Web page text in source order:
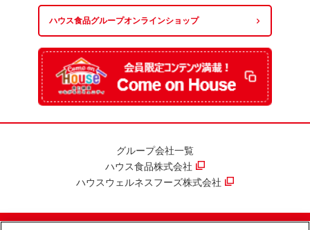
ハウス食品グループオンラインショップ
グループ会社一覧
ハウス食品株式会社
ハウスウェルネスフーズ株式会社